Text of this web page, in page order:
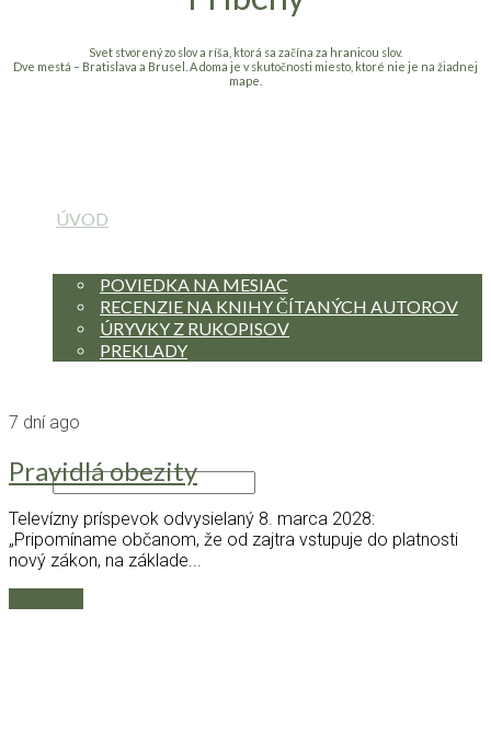
ÚVOD
POVIEDKA NA MESIAC
RECENZIE NA KNIHY ČÍTANÝCH AUTOROV
ÚRYVKY Z RUKOPISOV
PREKLADY
HODINY JOGY
KONTAKT
Svet stvorený zo slov a ríša, ktorá sa začína za hranicou slov.
Dve mestá – Bratislava a Brusel. A doma je v skutočnosti miesto, ktoré nie je na žiadnej
mape.
7 dní ago
Pravidlá obezity
Televízny príspevok odvysielaný 8. marca 2028:
„Pripomíname občanom, že od zajtra vstupuje do platnosti
nový zákon, na základe...